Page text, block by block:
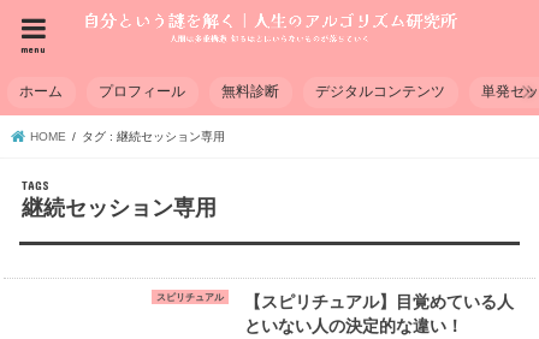
menu
ホーム プロフィール 無料診断 デジタルコンテンツ 単発セ
HOME タグ : 継続セッション専用
継続セッション専用
スピリチュアル
【スピリチュアル】目覚めている人
といない人の決定的な違い！